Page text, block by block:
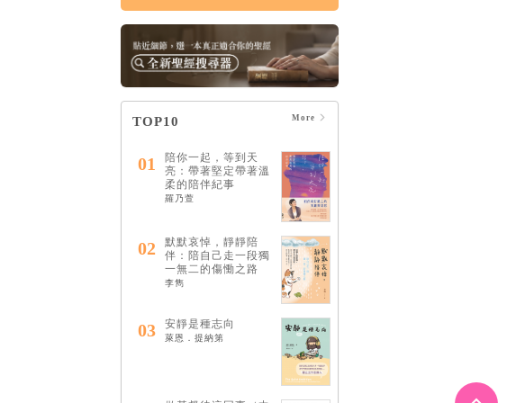
TOP10 More
01
陪你一起，等到天
亮：帶著堅定帶著溫
柔的陪伴紀事
羅乃萱
02
默默哀悼，靜靜陪
伴：陪自己走一段獨
一無二的傷慟之路
李雋
03 安靜是種志向
萊恩．提納第